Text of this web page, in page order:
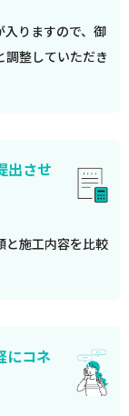
りますので、御
調整していただき
出させ
と施工内容を比較
にコネ